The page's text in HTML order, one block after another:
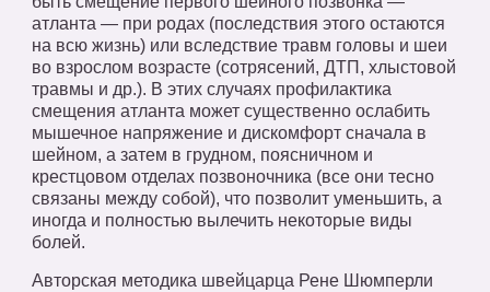
атланта — при родах (последствия этого остаются
на всю жизнь) или вследствие травм головы и шеи
во взрослом возрасте (сотрясений, ДТП, хлыстовой
травмы и др.). В этих случаях профилактика
смещения атланта может существенно ослабить
мышечное напряжение и дискомфорт сначала в
шейном, а затем в грудном, поясничном и
крестцовом отделах позвоночника (все они тесно
связаны между собой), что позволит уменьшить, а
иногда и полностью вылечить некоторые виды
болей.
Авторская методика швейцарца Рене Шюмперли